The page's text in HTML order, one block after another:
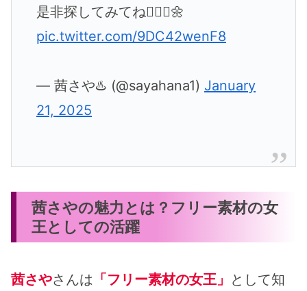
是非探してみてね🙇🏻‍♂️🌼
pic.twitter.com/9DC42wenF8
— 茜さや♨️ (@sayahana1) January
21, 2025
茜さやの魅力とは？フリー素材の女
王としての活躍
茜さやさんは 「フリー素材の女王」 として知